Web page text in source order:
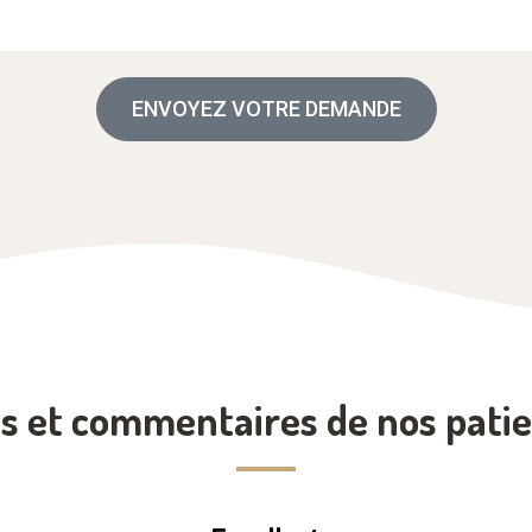
ENVOYEZ VOTRE DEMANDE
et commentaires de nos